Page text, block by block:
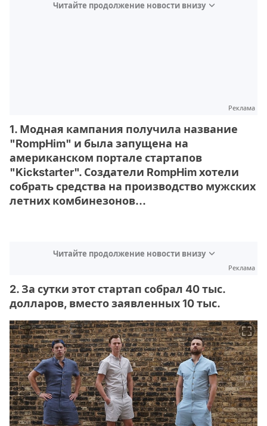
Читайте продолжение новости внизу
Реклама
1. Модная кампания получила название
"RompHim" и была запущена на
американском портале стартапов
"Kickstarter". Создатели RompHim хотели
собрать средства на производство мужских
летних комбинезонов...
Читайте продолжение новости внизу
Реклама
2. За сутки этот стартап собрал 40 тыс.
долларов, вместо заявленных 10 тыс.